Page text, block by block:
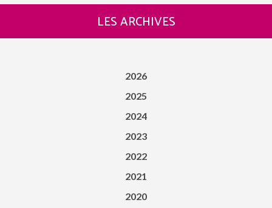
LES ARCHIVES
2026
2025
2024
2023
2022
2021
2020